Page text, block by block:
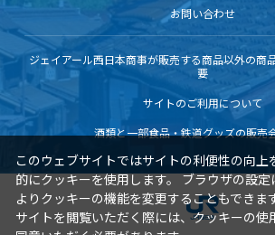
お問い合わせ
ジェイアール西日本商事が販売する商品以外の商
要
サイトのご利用について
酒類と一部食品・鉄道グッズの販売
このウェブサイトではサイトの利便性の向上
的にクッキーを使用します。 ブラウザの設定
よりクッキーの機能を変更することもできます
サイトを閲覧いただく際には、クッキーの使